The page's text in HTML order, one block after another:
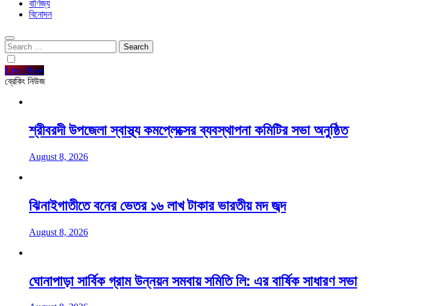
বাণিজ্য
বিনোদন
Search
for:
Live Now
ব্রেকিং নিউজ
শ্রীবরদী উপজেলা স্বাস্থ্য কমপ্লেক্সের ব্যবস্থাপনা কমিটির সভা অনুষ্ঠিত
August 8, 2026
ঝিনাইগাতীতে বনের ভেতর ১৬ লাখ টাকার ভারতীয় মদ জব্দ
August 8, 2026
ঘোনাপাড়া সার্বিক গ্রাম উন্নয়ন সমবায় সমিতি লি: এর বার্ষিক সাধারণ সভা